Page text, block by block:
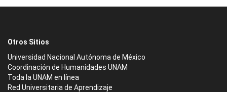
Otros Sitios
Universidad Nacional Autónoma de México
Coordinación de Humanidades UNAM
Toda la UNAM en línea
Red Universitaria de Aprendizaje